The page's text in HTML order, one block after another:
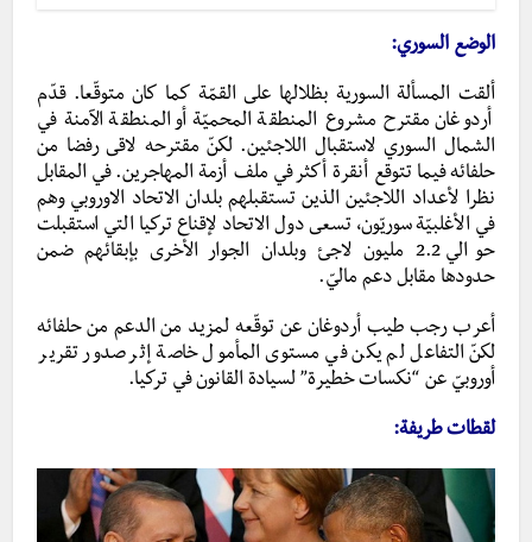
الوضع السوري:
ألقت المسألة السورية بظلالها على القمّة كما كان متوقّعا. قدّم
أردوغان مقترح مشروع المنطقة المحميّة أو المنطقة الآمنة في
الشمال السوري لاستقبال اللاجئين. لكنّ مقترحه لاقى رفضا من
حلفائه فيما تتوقع أنقرة أكثر في ملف أزمة المهاجرين. في المقابل
نظرا لأعداد اللاجئين الذين تستقبلهم بلدان الاتحاد الاوروبي وهم
في الأغلبيّة سوريّون، تسعى دول الاتحاد لإقناع تركيا التي استقبلت
حوالي 2.2 مليون لاجئ وبلدان الجوار الأخرى بإبقائهم ضمن
حدودها مقابل دعم ماليّ.
أعرب رجب طيب أردوغان عن توقّعه لمزيد من الدعم من حلفائه
لكنّ التفاعل لم يكن في مستوى المأمول خاصة إثر صدور تقرير
أوروبيّ عن “نكسات خطيرة” لسيادة القانون في تركيا.
لقطات طريفة: